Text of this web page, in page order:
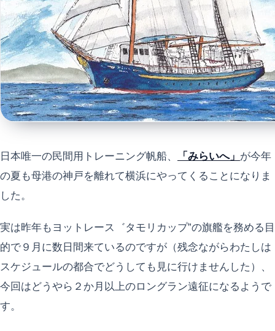
日本唯一の民間用トレーニング帆船、 「みらいへ」 が今年
の夏も母港の神戸を離れて横浜にやってくることになりま
した。
実は昨年もヨットレース゛タモリカップ”の旗艦を務める目
的で９月に数日間来ているのですが（残念ながらわたしは
スケジュールの都合でどうしても見に行けませんした）、
今回はどうやら２か月以上のロングラン遠征になるようで
す。